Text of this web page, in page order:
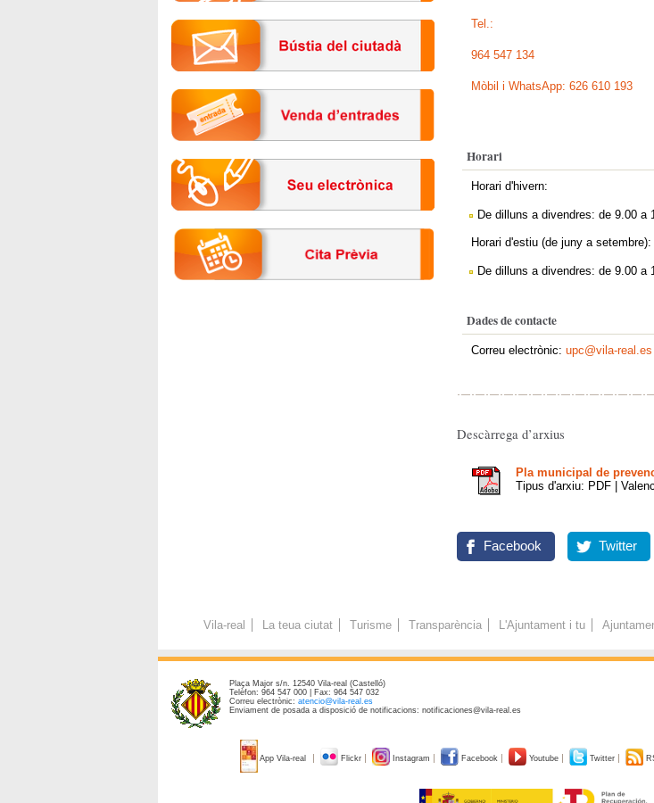
Tel.:
964 547 134
Mòbil i WhatsApp: 626 610 193
Horari
Horari d'hivern:
De dilluns a divendres: de 9.00 a
Horari d'estiu (de juny a setembre):
De dilluns a divendres: de 9.00 a
Dades de contacte
Correu electrònic: upc@vila-real.es
Descàrrega d’arxius
Pla municipal de
Tipus d'arxiu: PDF |
Facebook Twitter
Vila-real La teua ciutat Turisme Transparència L'Ajuntament i tu
Plaça Major s/n. 12540 Vila-real (Castelló)
Telèfon: 964 547 000 | Fax: 964 547 032
Correu electrònic: atencio@vila-real.es
Enviament de posada a disposició de notificacions: notificaciones@vila-real.es
App Vila-real Flickr Instagram Facebook Youtube Twitter